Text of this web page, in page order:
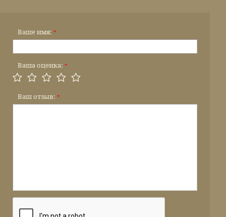
Ваше имя: *
Ваша оценка: *
Ваш отзыв: *